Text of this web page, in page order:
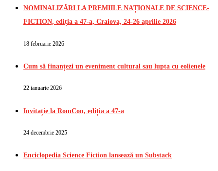
NOMINALIZĂRI LA PREMIILE NAȚIONALE DE SCIENCE-
FICTION, ediția a 47-a, Craiova, 24-26 aprilie 2026
18 februarie 2026
Cum să finanțezi un eveniment cultural sau lupta cu eolienele
22 ianuarie 2026
Invitație la RomCon, ediția a 47-a
24 decembrie 2025
Enciclopedia Science Fiction lansează un Substack